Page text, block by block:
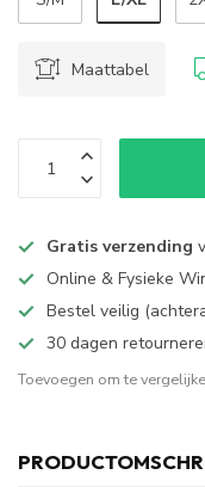
Maattabel
Gratis verzending
Online & Fysieke
Bestel veilig
30 dagen
Toevoegen om te